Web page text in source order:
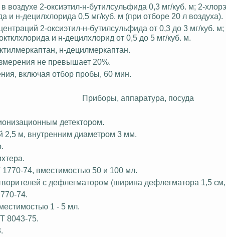
2-оксиэтил-н-бутилсульфида 0,3 мг/куб. м; 2-
и н-децилхлорида 0,5 мг/куб. м (при отборе 20 л воздуха).
2-оксиэтил-н-бутилсульфида от 0,3 до 3 мг/куб.
и н-децилхлорид от 0,5 до 5 мг/куб. м.
, н-децилмеркаптан
не превышает 20%.
включая отбор пробы, 60 мин.
Приборы, аппаратура, посуда
детектором.
2,5 м, внутренним диаметром 3 мм.
74, вместимостью 50 и 100 мл.
с дефлегматором (ширина дефлегматора 1,5
74.
1 - 5 мл.
8043-75.